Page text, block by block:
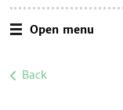
Open menu
Back